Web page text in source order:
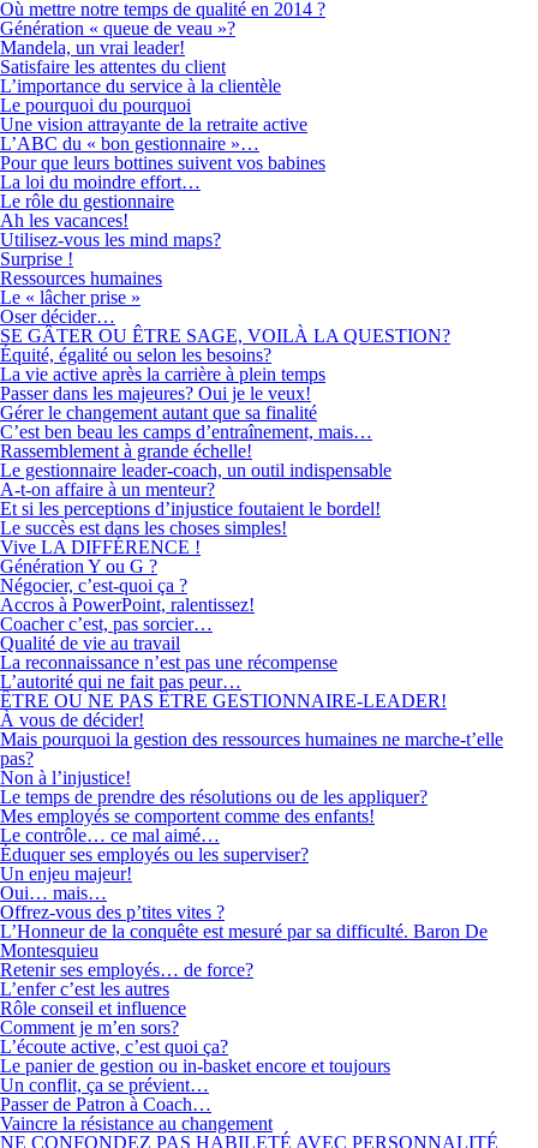
Où mettre notre temps de qualité en 2014 ?
Génération « queue de veau »?
Mandela, un vrai leader!
Satisfaire les attentes du client
L’importance du service à la clientèle
Le pourquoi du pourquoi
Une vision attrayante de la retraite active
L’ABC du « bon gestionnaire »…
Pour que leurs bottines suivent vos babines
La loi du moindre effort…
Le rôle du gestionnaire
Ah les vacances!
Utilisez-vous les mind maps?
Surprise !
Ressources humaines
Le « lâcher prise »
Oser décider…
SE GÂTER OU ÊTRE SAGE, VOILÀ LA QUESTION?
Équité, égalité ou selon les besoins?
La vie active après la carrière à plein temps
Passer dans les majeures? Oui je le veux!
Gérer le changement autant que sa finalité
C’est ben beau les camps d’entraînement, mais…
Rassemblement à grande échelle!
Le gestionnaire leader-coach, un outil indispensable
A-t-on affaire à un menteur?
Et si les perceptions d’injustice foutaient le bordel!
Le succès est dans les choses simples!
Vive LA DIFFÉRENCE !
Génération Y ou G ?
Négocier, c’est-quoi ça ?
Accros à PowerPoint, ralentissez!
Coacher c’est, pas sorcier…
Qualité de vie au travail
La reconnaissance n’est pas une récompense
L’autorité qui ne fait pas peur…
ÊTRE OU NE PAS ÊTRE GESTIONNAIRE-LEADER!
À vous de décider!
Mais pourquoi la gestion des ressources humaines ne marche-t’elle
pas?
Non à l’injustice!
Le temps de prendre des résolutions ou de les appliquer?
Mes employés se comportent comme des enfants!
Le contrôle… ce mal aimé…
Éduquer ses employés ou les superviser?
Un enjeu majeur!
Oui… mais…
Offrez-vous des p’tites vites ?
L’Honneur de la conquête est mesuré par sa difficulté. Baron De
Montesquieu
Retenir ses employés… de force?
L’enfer c’est les autres
Rôle conseil et influence
Comment je m’en sors?
L’écoute active, c’est quoi ça?
Le panier de gestion ou in-basket encore et toujours
Un conflit, ça se prévient…
Passer de Patron à Coach…
Vaincre la résistance au changement
NE CONFONDEZ PAS HABILETÉ AVEC PERSONNALITÉ